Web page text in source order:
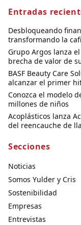
Entradas
Desbloqueando
transformando la
Grupo Argos lanza
brecha de valor de
BASF Beauty Care
alcanzar el primer
Conozca el modelo
millones de niños
Acoplásticos lanza
del reencauche de
Secciones
Noticias
Somos Yulder y Cris
Sostenibilidad
Empresas
Entrevistas